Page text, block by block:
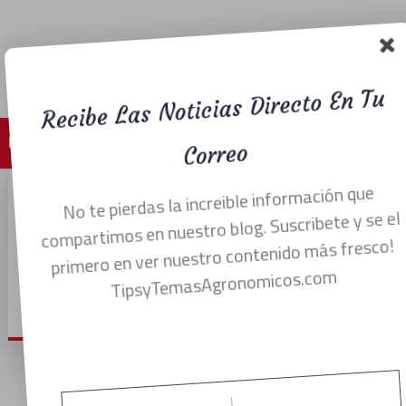
Menu
Agregar micorrizas en
realidad funciona ?
abril 8, 2022
Recibe Las Noticias Directo En Tu
Correo
No te pierdas la increible información que
compartimos en nuestro blog. Suscribete y se el
primero en ver nuestro contenido más fresco!
TipsyTemasAgronomicos.com